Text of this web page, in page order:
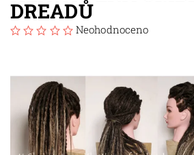
DREADŮ
Neohodnoceno